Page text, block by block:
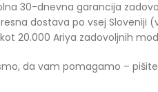
30-dnevna garancija
dostava po vsej Sloveniji
20.000 Ariya zadovoljnih
da vam pomagamo –